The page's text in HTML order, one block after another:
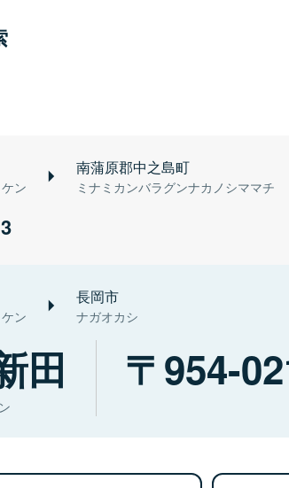
ン
南蒲原郡中之島町
ミナミカンバラグンナカノシママチ
ン
長岡市
ナガオカシ
田 954-